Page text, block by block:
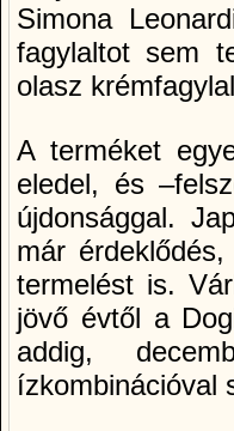
Simona
fagylaltot sem
olasz
A terméket
eledel, és
újdonsággal.
már
termelést is.
jövő évtől a
addig,
ízkombinációval